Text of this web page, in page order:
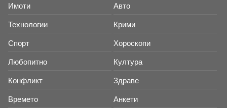
Имоти Авто
Технологии Крими
Спорт Хороскопи
Любопитно Култура
Конфликт Здраве
Времето Анкети